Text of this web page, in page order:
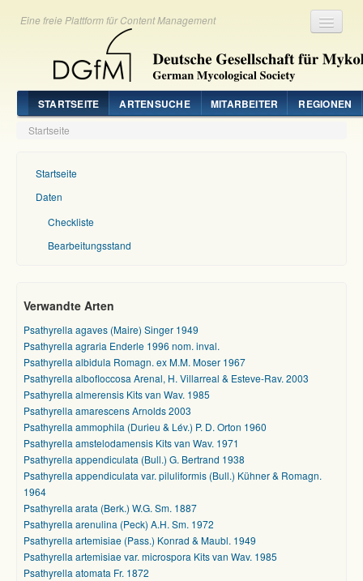
Eine freie Plattform für Content Management
STARTSEITE ARTENSUCHE MITARBEITER REGIONEN
Startseite
Startseite
Daten
Checkliste
Bearbeitungsstand
Verwandte Arten
Psathyrella agaves (Maire) Singer 1949
Psathyrella agraria Enderle 1996 nom. inval.
Psathyrella albidula Romagn. ex M.M. Moser 1967
Psathyrella albofloccosa Arenal, H. Villarreal & Esteve-Rav. 2003
Psathyrella almerensis Kits van Wav. 1985
Psathyrella amarescens Arnolds 2003
Psathyrella ammophila (Durieu & Lév.) P. D. Orton 1960
Psathyrella amstelodamensis Kits van Wav. 1971
Psathyrella appendiculata (Bull.) G. Bertrand 1938
Psathyrella appendiculata var. piluliformis (Bull.) Kühner & Romagn.
1964
Psathyrella arata (Berk.) W.G. Sm. 1887
Psathyrella arenulina (Peck) A.H. Sm. 1972
Psathyrella artemisiae (Pass.) Konrad & Maubl. 1949
Psathyrella artemisiae var. microspora Kits van Wav. 1985
Psathyrella atomata Fr. 1872